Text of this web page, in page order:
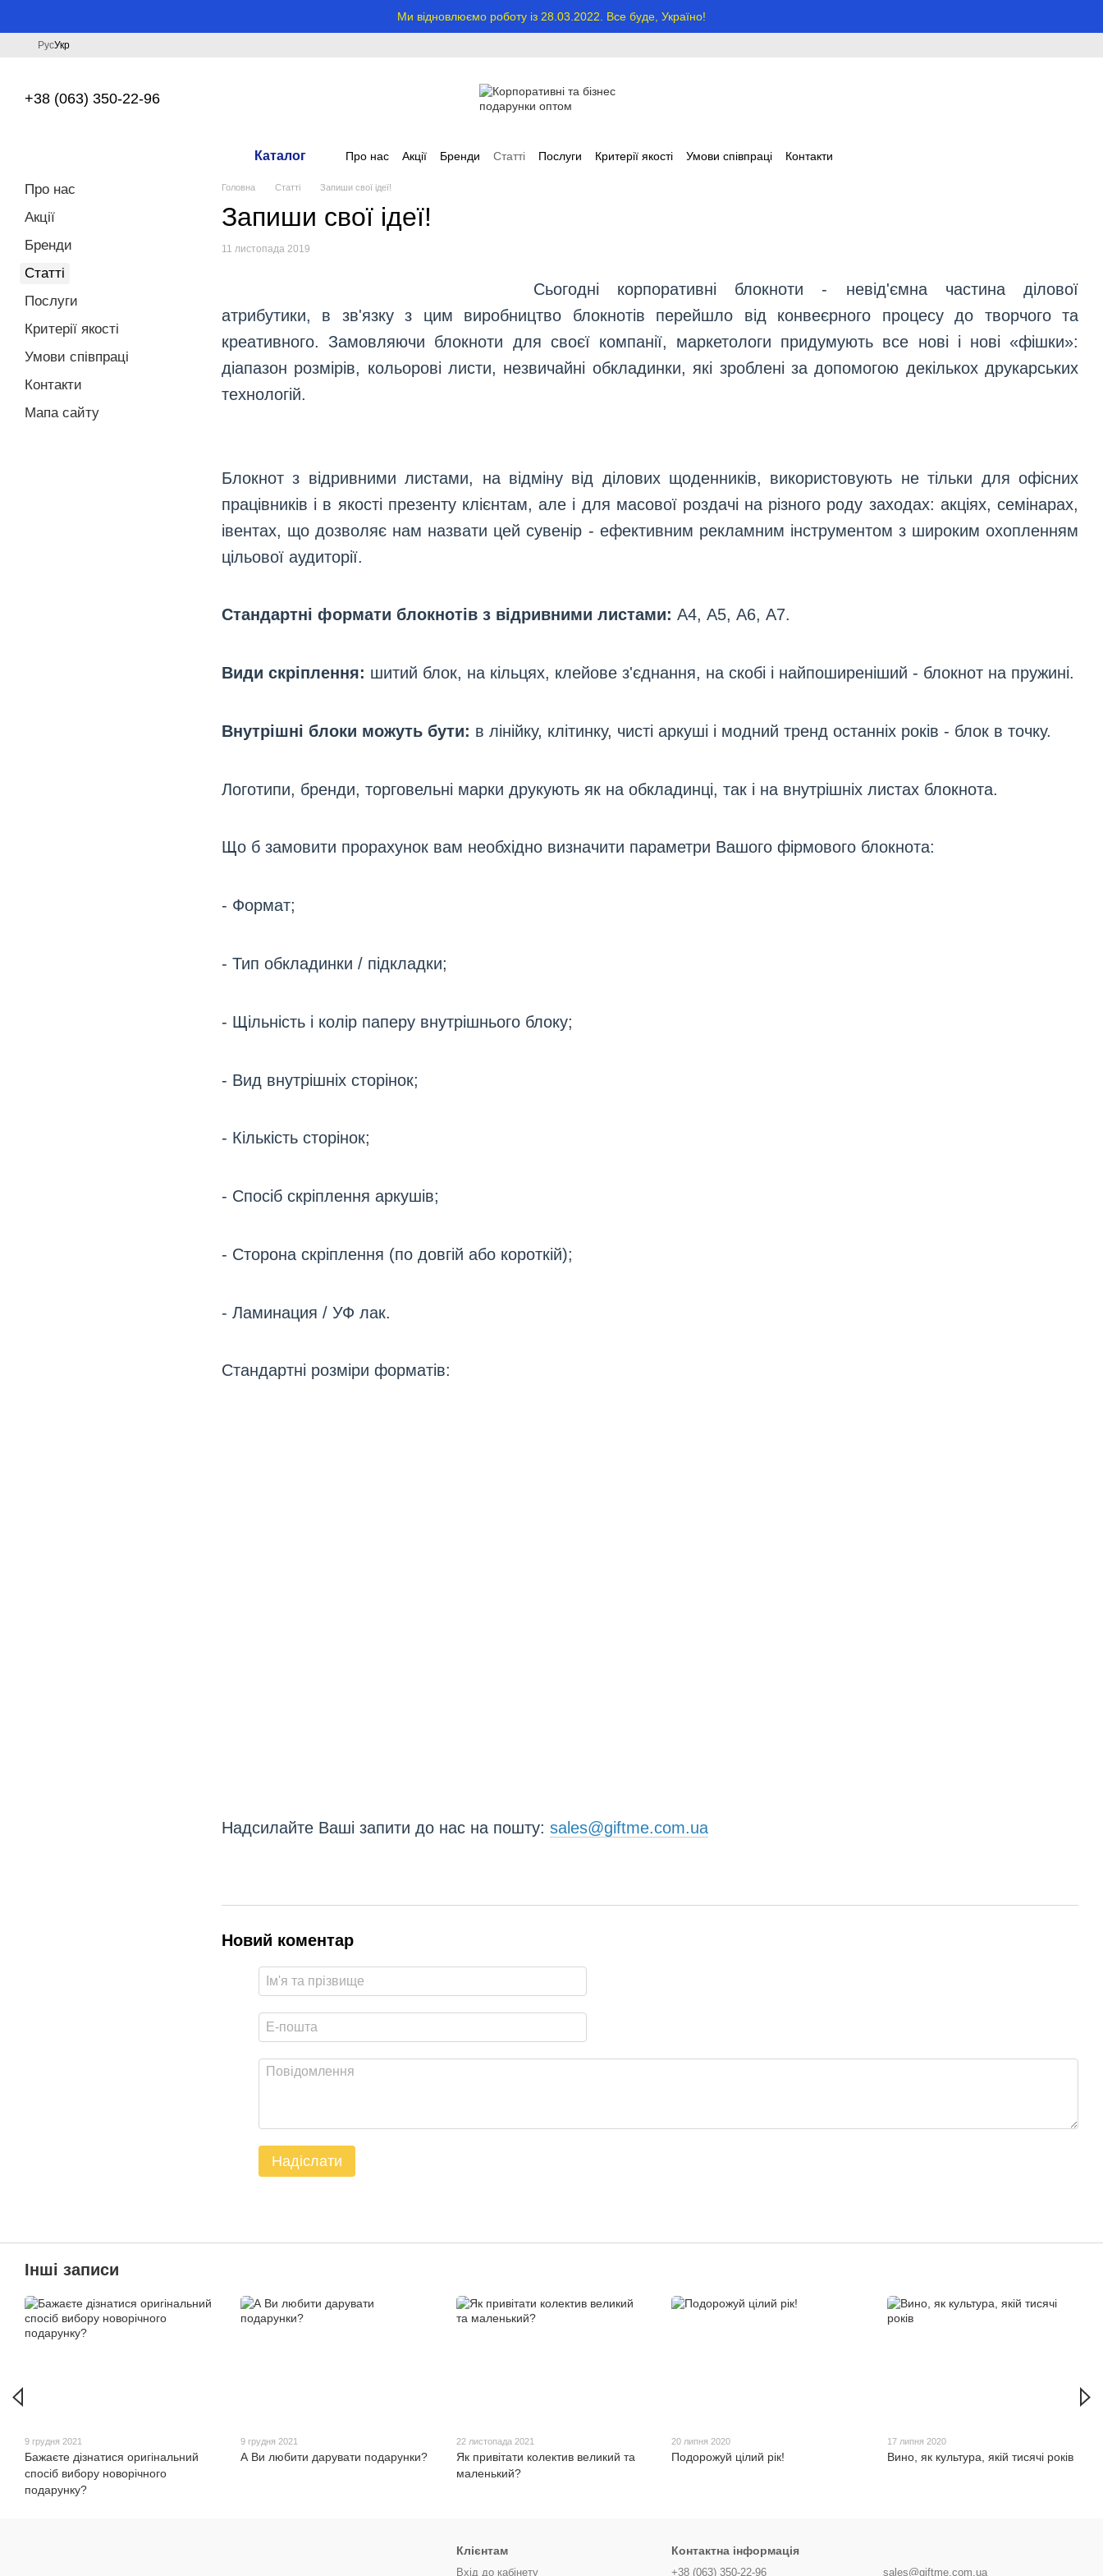
Ми відновлюємо роботу із 28.03.2022. Все буде, Україно!
РусУкр
+38 (063) 350-22-96
Каталог Про нас Акції Бренди Статті Послуги Критерії якості Умови співпраці Контакти
Головна Статті Запиши свої ідеї!
Запиши свої ідеї!
11 листопада 2019
Сьогодні корпоративні блокноти - невід'ємна частина ділової
атрибутики, в зв'язку з цим виробництво блокнотів перейшло від конвеєрного процесу до творчого та
креативного. Замовляючи блокноти для своєї компанії, маркетологи придумують все нові і нові «фішки»:
діапазон розмірів, кольорові листи, незвичайні обкладинки, які зроблені за допомогою декількох друкарських
технологій.
Блокнот з відривними листами, на відміну від ділових щоденників, використовують не тільки для офісних
працівників і в якості презенту клієнтам, але і для масової роздачі на різного роду заходах: акціях, семінарах,
івентах, що дозволяє нам назвати цей сувенір - ефективним рекламним інструментом з широким охопленням
цільової аудиторії.
Стандартні формати блокнотів з відривними листами: А4, А5, А6, А7.
Види скріплення: шитий блок, на кільцях, клейове з'єднання, на скобі і найпоширеніший - блокнот на пружині.
Внутрішні блоки можуть бути: в лінійку, клітинку, чисті аркуші і модний тренд останніх років - блок в точку.
Логотипи, бренди, торговельні марки друкують як на обкладинці, так і на внутрішніх листах блокнота.
Що б замовити прорахунок вам необхідно визначити параметри Вашого фірмового блокнота:
- Формат;
- Тип обкладинки / підкладки;
- Щільність і колір паперу внутрішнього блоку;
- Вид внутрішніх сторінок;
- Кількість сторінок;
- Спосіб скріплення аркушів;
- Сторона скріплення (по довгій або короткій);
- Ламинация / УФ лак.
Стандартні розміри форматів:
Надсилайте Ваші запити до нас на пошту: sales@giftme.com.ua
Новий коментар
Надіслати
Про нас
Акції
Бренди
Статті
Послуги
Критерії якості
Умови співпраці
Контакти
Мапа сайту
Інші записи
9 грудня 2021
Бажаєте дізнатися оригінальний
спосіб вибору новорічного
подарунку?
9 грудня 2021
А Ви любити дарувати подарунки?
22 листопада 2021
Як привітати колектив великий та
маленький?
20 липня 2020
Подорожуй цілий рік!
17 липня 2020
Вино, як культура, якій тисячі років
Клієнтам
Вхід до кабінету
Контактна інформація
+38 (063) 350-22-96 sales@giftme.com.ua